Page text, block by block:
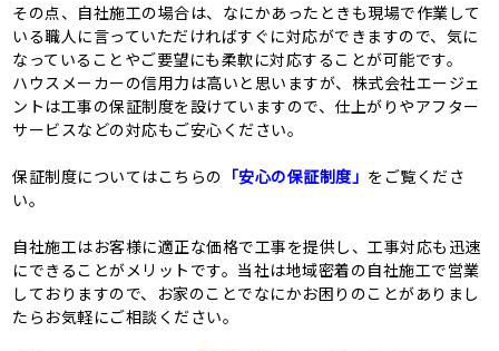
その点、自社施工の場合は、なにかあったときも現場で作業して
いる職人に言っていただければすぐに対応ができますので、気に
なっていることやご要望にも柔軟に対応することが可能です。
ハウスメーカーの信用力は高いと思いますが、株式会社エージェ
ントは工事の保証制度を設けていますので、仕上がりやアフター
サービスなどの対応もご安心ください。
保証制度についてはこちらの 「安心の保証制度」 をご覧くださ
い。
自社施工はお客様に適正な価格で工事を提供し、工事対応も迅速
にできることがメリットです。当社は地域密着の自社施工で営業
しておりますので、お家のことでなにかお困りのことがありまし
たらお気軽にご相談ください。